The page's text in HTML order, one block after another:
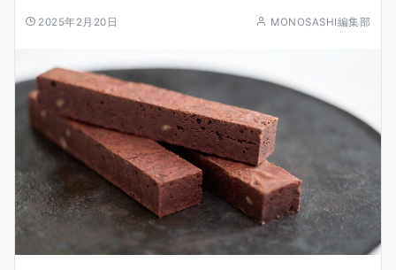
2025年2月20日 MONOSASHI編集部